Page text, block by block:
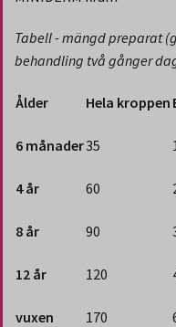
Tabell - mängd preparat
behandling två gånger
Ålder Hela kroppen
6 månader35
4 år 60
8 år 90
12 år 120
vuxen 170